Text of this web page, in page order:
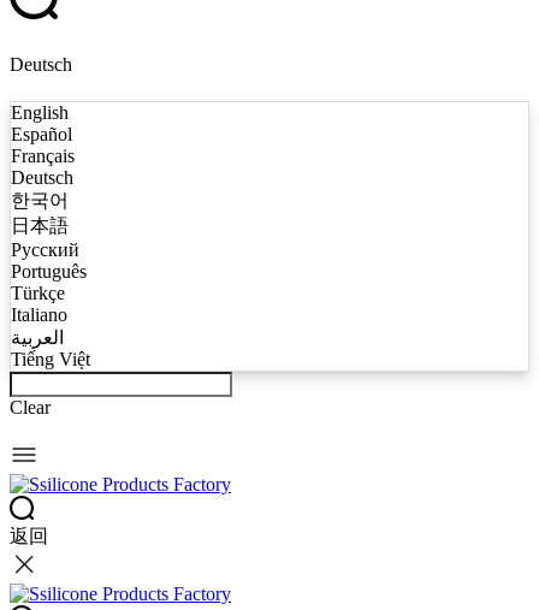
Deutsch
English
Español
Français
Deutsch
한국어
日本語
Русский
Português
Türkçe
Italiano
العربية
Tiếng Việt
Clear
返回